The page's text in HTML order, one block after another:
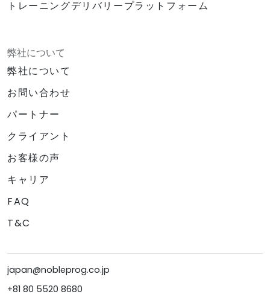
トレーニングデリバリープラットフォーム
弊社について
弊社について
お問い合わせ
パートナー
クライアント
お客様の声
キャリア
FAQ
T&C
japan@nobleprog.co.jp
+81 80 5520 8680